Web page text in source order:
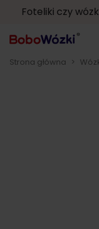
Foteliki czy
Strona główna >